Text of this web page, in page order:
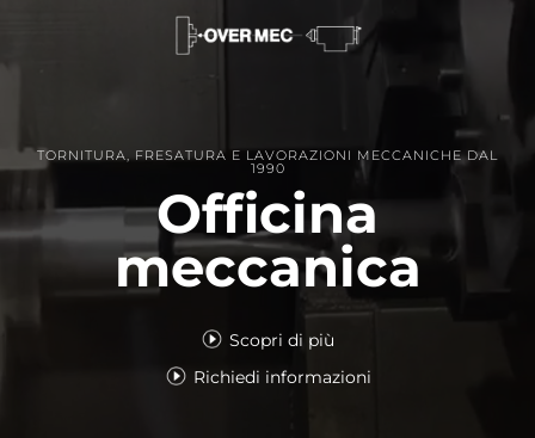
TORNITURA, FRESATURA E LAVORAZIONI MECCANICHE DAL
1990
Officina
meccanica
Scopri di più
Richiedi informazioni